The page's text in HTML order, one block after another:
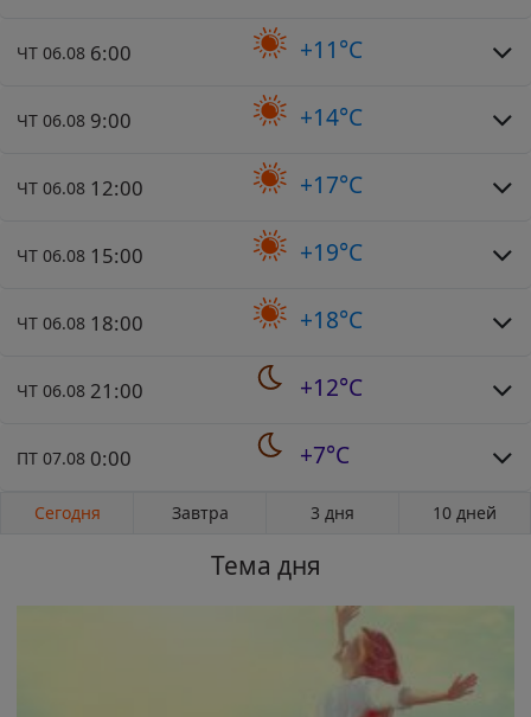
ЧТ 06.08 6:00 +11°C
ЧТ 06.08 9:00 +14°C
ЧТ 06.08 12:00 +17°C
ЧТ 06.08 15:00 +19°C
ЧТ 06.08 18:00 +18°C
ЧТ 06.08 21:00 +12°C
ПТ 07.08 0:00 +7°C
Сегодня Завтра 3 дня 10 дней
Тема дня